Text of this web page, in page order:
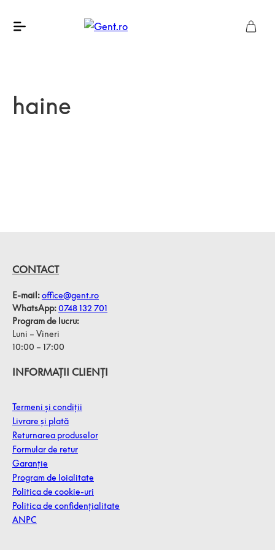
haine
CONTACT
E-mail:office@gent.ro
WhatsApp:0748 132 701
Program de lucru:
Luni – Vineri
10:00 – 17:00
INFORMAȚII CLIENȚI
Termeni și condiții
Livrare și plată
Returnarea produselor
Formular de retur
Garanție
Program de loialitate
Politica de cookie-uri
Politica de confidențialitate
ANPC